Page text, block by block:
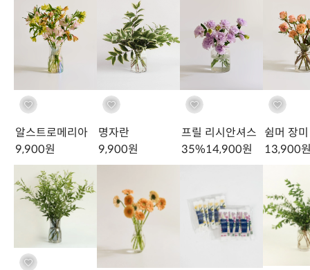
모멘텀 장미 10대 1단의 부피
스탠다드 VS 스프레이
줄기 1대에 맺힌 꽃송이의
수와 크기가 달라요
스탠다드 장미
중심 줄기 1대에 꽃 1송이가 달려있는 장
알스트로메리아
9,900원
명자란
9,900원
프릴 리시안셔스
35%14,900원
쉼머 장미
13,900